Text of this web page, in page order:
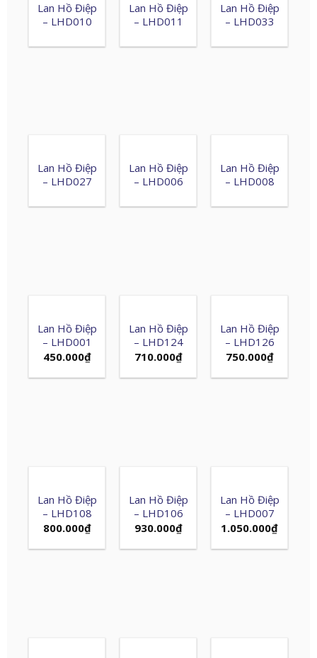
Lan Hồ Điệp
– LHD010
Lan Hồ Điệp
– LHD011
Lan Hồ Điệp
– LHD033
Lan Hồ Điệp
– LHD027
Lan Hồ Điệp
– LHD006
Lan Hồ Điệp
– LHD008
Lan Hồ Điệp
– LHD001
450.000₫
Lan Hồ Điệp
– LHD124
710.000₫
Lan Hồ Điệp
– LHD126
750.000₫
Lan Hồ Điệp
– LHD108
800.000₫
Lan Hồ Điệp
– LHD106
930.000₫
Lan Hồ Điệp
– LHD007
1.050.000₫